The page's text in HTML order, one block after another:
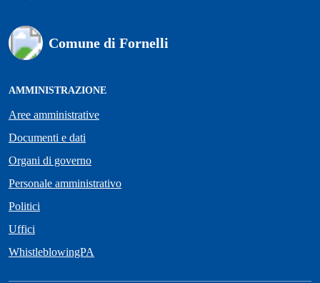
Comune di Fornelli
AMMINISTRAZIONE
Aree amministrative
Documenti e dati
Organi di governo
Personale amministrativo
Politici
Uffici
WhistleblowingPA